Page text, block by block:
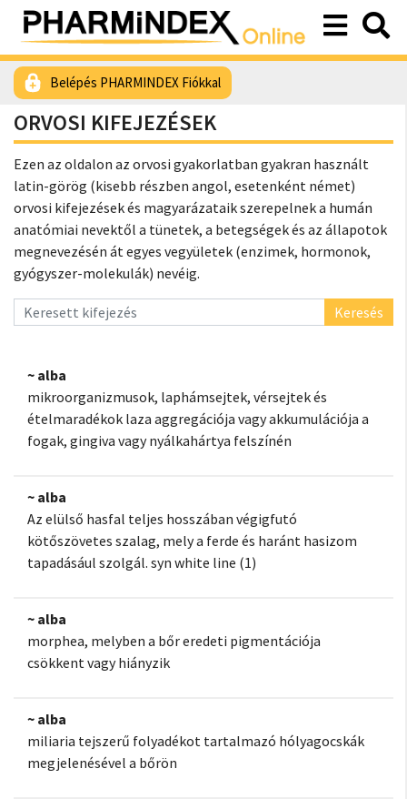
Belépés PHARMINDEX Fiókkal
ORVOSI KIFEJEZÉSEK
Ezen az oldalon az orvosi gyakorlatban gyakran használt
latin-görög (kisebb részben angol, esetenként német)
orvosi kifejezések és magyarázataik szerepelnek a humán
anatómiai nevektől a tünetek, a betegségek és az állapotok
megnevezésén át egyes vegyületek (enzimek, hormonok,
gyógyszer-molekulák) nevéig.
Keresés
~ alba
mikroorganizmusok, laphámsejtek, vérsejtek és
ételmaradékok laza aggregációja vagy akkumulációja a
fogak, gingiva vagy nyálkahártya felszínén
~ alba
Az elülső hasfal teljes hosszában végigfutó
kötőszövetes szalag, mely a ferde és haránt hasizom
tapadásául szolgál. syn white line (1)
~ alba
morphea, melyben a bőr eredeti pigmentációja
csökkent vagy hiányzik
~ alba
miliaria tejszerű folyadékot tartalmazó hólyagocskák
megjelenésével a bőrön